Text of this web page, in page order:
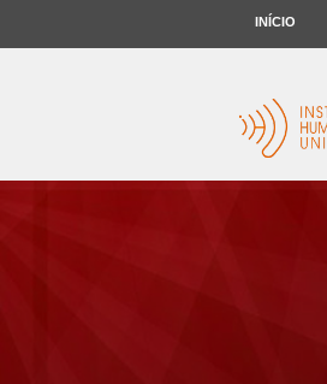
INÍCIO